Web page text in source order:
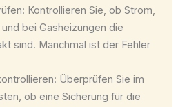
Kontrollieren Sie, ob Strom,
bei Gasheizungen die
sind. Manchmal ist der Fehler
Überprüfen Sie im
ob eine Sicherung für die